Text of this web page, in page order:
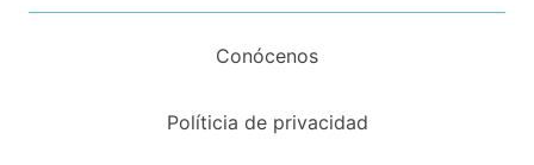
Conócenos
Políticia de privacidad